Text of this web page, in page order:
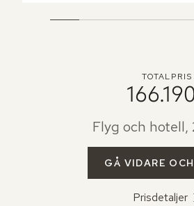
TOTALPRIS
Flyg och hotell,
GÅ VIDARE
Prisdetaljer